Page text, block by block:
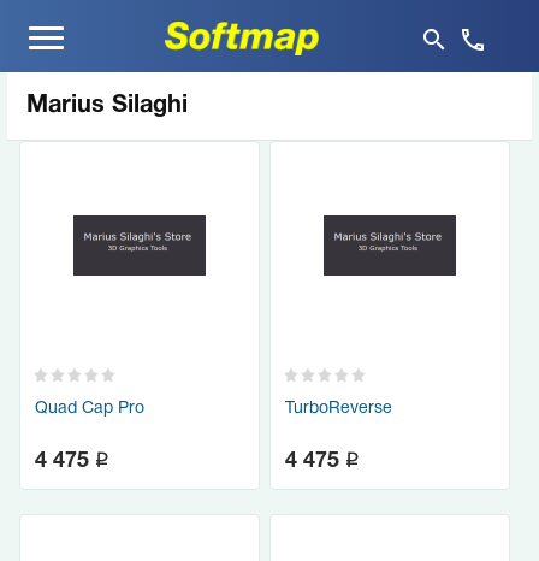
Меню
Marius Silaghi
Quad Cap Pro
4 475 q
TurboReverse
4 475 q